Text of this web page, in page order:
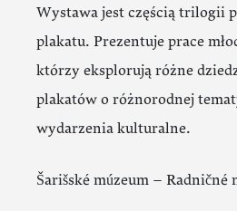
Wystawa jest częścią trilogii
plakatu. Prezentuje prace
którzy eksplorują różne
plakatów o różnorodnej
wydarzenia kulturalne.
Šarišské múzeum – Radničné